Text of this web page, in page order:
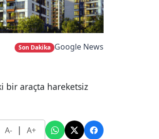
Son Dakika Google News
bir araçta hareketsiz
A- | A+